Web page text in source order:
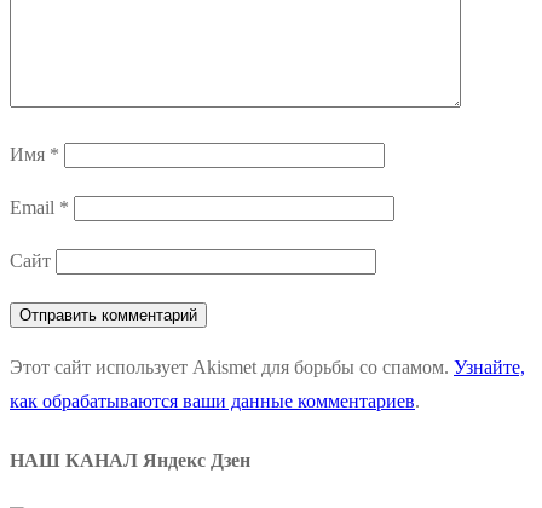
Имя *
Email *
Сайт
Этот сайт использует Akismet для борьбы со спамом. Узнайте,
как обрабатываются ваши данные комментариев.
НАШ КАНАЛ Яндекс Дзен